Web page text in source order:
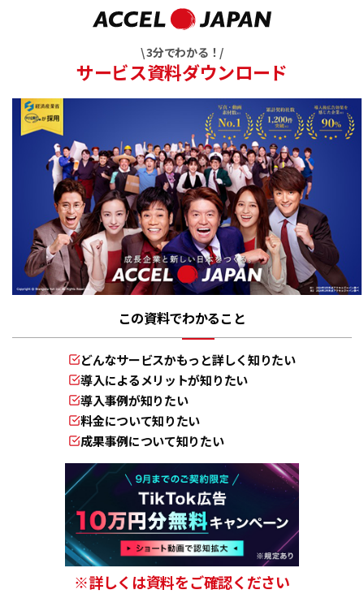
\ 3分でわかる！/
サービス資料ダウンロード
この資料でわかること
どんなサービスかもっと詳しく知りたい
導入によるメリットが知りたい
導入事例が知りたい
料金について知りたい
成果事例について知りたい
※詳しくは資料をご確認ください